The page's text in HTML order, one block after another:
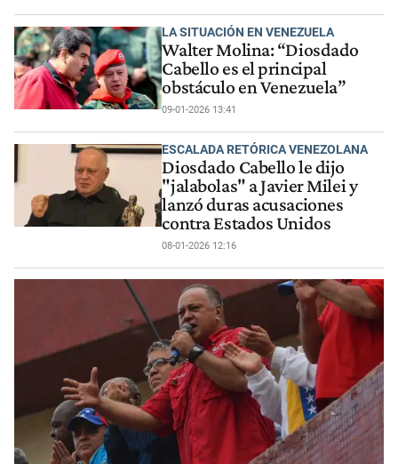
LA SITUACIÓN EN VENEZUELA
Walter Molina: “Diosdado
Cabello es el principal
obstáculo en Venezuela”
09-01-2026 13:41
ESCALADA RETÓRICA VENEZOLANA
Diosdado Cabello le dijo
"jalabolas" a Javier Milei y
lanzó duras acusaciones
contra Estados Unidos
08-01-2026 12:16